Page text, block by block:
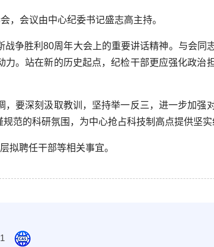
，会议由中心纪委书记盛志高主持。
争胜利80周年大会上的重要讲话精神。与会同
。站在新的历史起点，纪检干部更应强化政治
要深刻汲取教训，坚持举一反三，进一步加强
范的科研氛围，为中心抢占科技制高点提供坚实
拟聘任干部等相关事宜。